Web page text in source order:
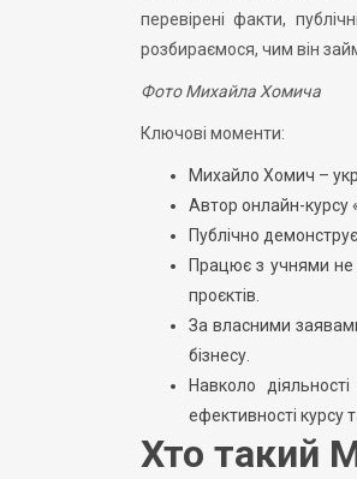
перевірені факти,
розбираємося, чим він
Фото Михайла Хомича
Ключові моменти:
Михайло Хомич –
Автор онлайн-курсу
Публічно
Працює з учнями не
проєктів.
За власними
бізнесу.
Навколо
ефективності курсу
Хто такий